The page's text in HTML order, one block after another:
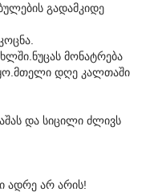
გადამკიდე
მონატრება
დღე კალთაში
და სიცილი ძლივს
ადრე არ არის!